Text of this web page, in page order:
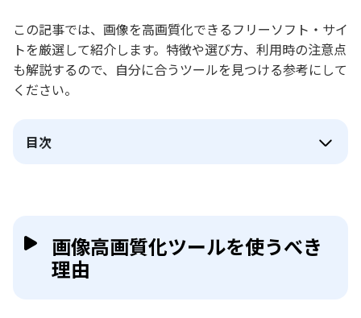
この記事では、画像を高画質化できるフリーソフト・サイ
トを厳選して紹介します。特徴や選び方、利用時の注意点
も解説するので、自分に合うツールを見つける参考にして
ください。
目次
画像高画質化ツールを使うべき
理由